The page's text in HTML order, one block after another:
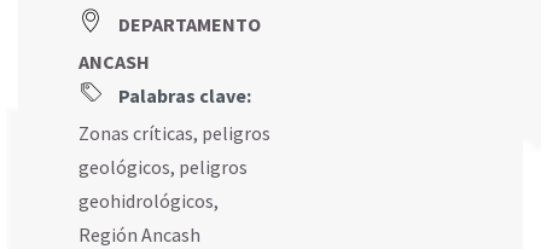
DEPARTAMENTO
ANCASH
Palabras clave:
Zonas críticas, peligros
geológicos, peligros
geohidrológicos,
Región Ancash